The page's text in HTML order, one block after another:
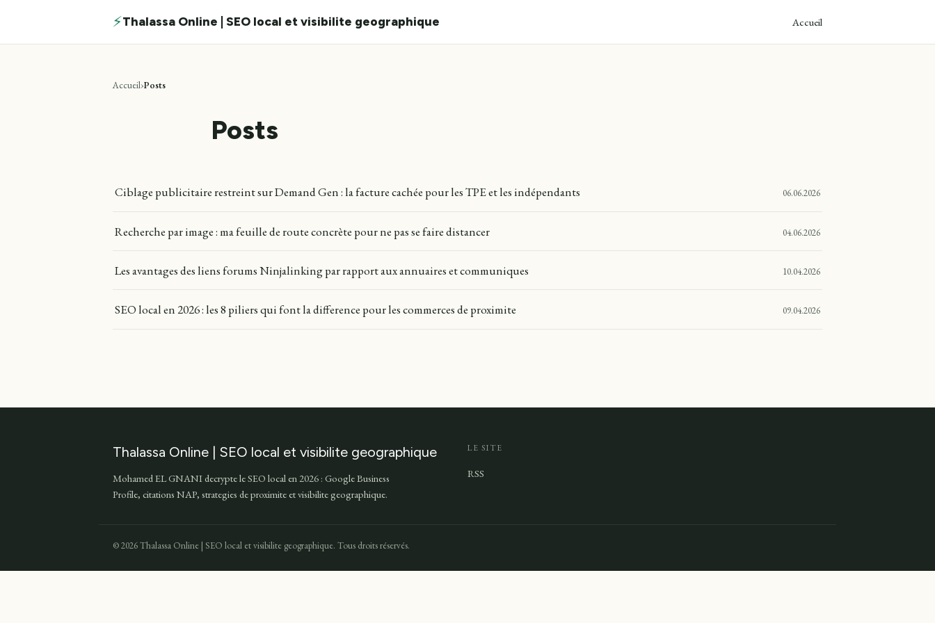
⚡Thalassa Online | SEO local et visibilite geographique Accueil
Accueil Posts
Posts
Ciblage publicitaire restreint sur Demand Gen : la facture cachée pour les TPE et les indépendants 06.06.2026
Recherche par image : ma feuille de route concrète pour ne pas se faire distancer 04.06.2026
Les avantages des liens forums Ninjalinking par rapport aux annuaires et communiques 10.04.2026
SEO local en 2026 : les 8 piliers qui font la difference pour les commerces de proximite 09.04.2026
Thalassa Online | SEO local et visibilite geographique
Mohamed EL GNANI decrypte le SEO local en 2026 : Google Business
Profile, citations NAP, strategies de proximite et visibilite geographique.
LE SITE
RSS
© 2026 Thalassa Online | SEO local et visibilite geographique. Tous droits réservés.